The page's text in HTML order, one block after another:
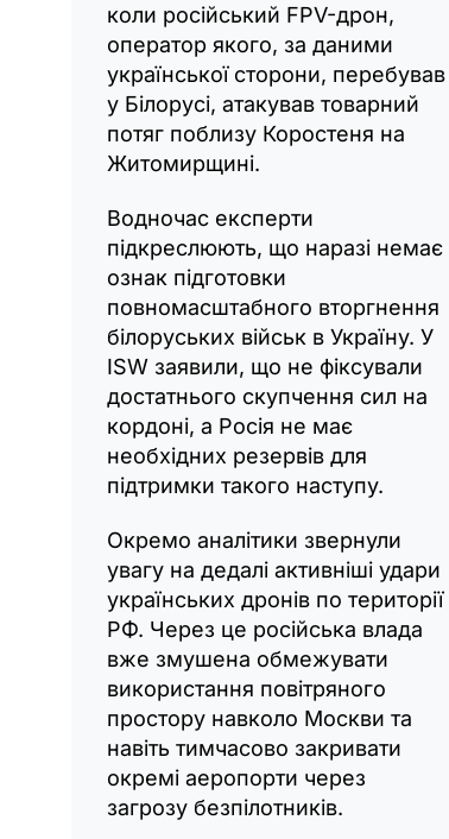
коли російський FPV-дрон,
оператор якого, за даними
української сторони, перебував
у Білорусі, атакував товарний
потяг поблизу Коростеня на
Житомирщині.
Водночас експерти
підкреслюють, що наразі немає
ознак підготовки
повномасштабного вторгнення
білоруських військ в Україну. У
ISW заявили, що не фіксували
достатнього скупчення сил на
кордоні, а Росія не має
необхідних резервів для
підтримки такого наступу.
Окремо аналітики звернули
увагу на дедалі активніші удари
українських дронів по території
РФ. Через це російська влада
вже змушена обмежувати
використання повітряного
простору навколо Москви та
навіть тимчасово закривати
окремі аеропорти через
загрозу безпілотників.